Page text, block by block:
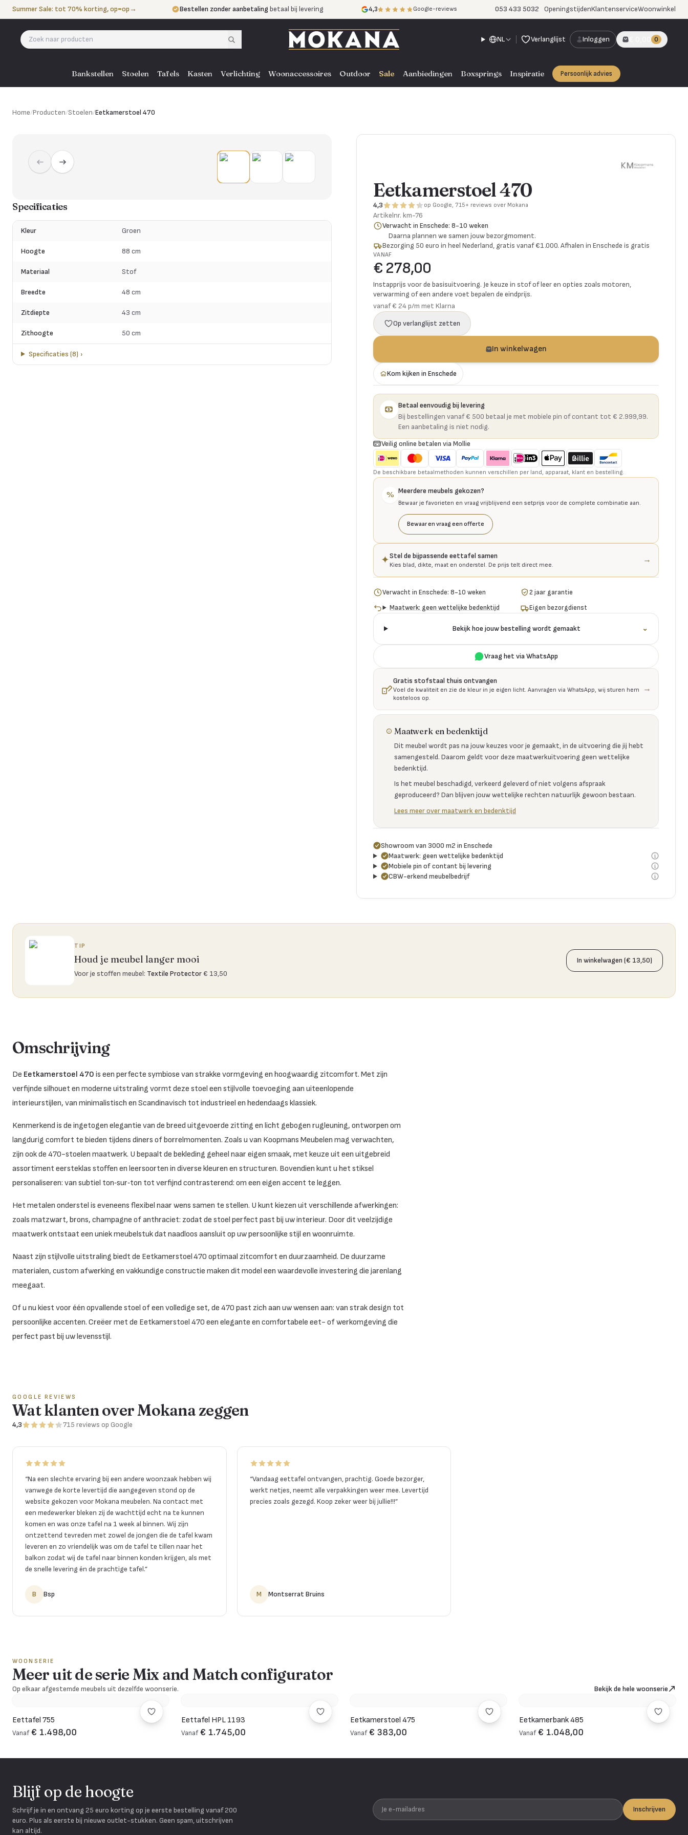
Naar de inhoud
Summer Sale: tot 70% korting, op=op→ Bestellen zonder aanbetaling betaal bij levering
Eigen bezorgdienst door heel NL, BE en DE
4,3 Google-reviews 053 433 5032 OpeningstijdenKlantenserviceWoonwinkel
NL Verlanglijst Inloggen € 0,00 0
Bankstellen Stoelen Tafels Kasten Verlichting Woonaccessoires Outdoor Sale Aanbiedingen Boxsprings Inspiratie Persoonlijk advies
Home/Producten/Stoelen/Eetkamerstoel 470
Specificaties
Kleur Groen
Hoogte 88 cm
Materiaal Stof
Breedte 48 cm
Zitdiepte 43 cm
Zithoogte 50 cm
Specificaties (8) ›
Eetkamerstoel 470
4,3 op Google, 715+ reviews over Mokana
Artikelnr. km-76
Verwacht in Enschede: 8-10 weken
Daarna plannen we samen jouw bezorgmoment.
Bezorging 50 euro in heel Nederland, gratis vanaf €1.000. Afhalen in Enschede is gratis
VANAF
€ 278,00
Instapprijs voor de basisuitvoering. Je keuze in stof of leer en opties zoals motoren,
verwarming of een andere voet bepalen de eindprijs.
vanaf € 24 p/m met Klarna
Op verlanglijst zetten
In winkelwagen
Kom kijken in Enschede
Betaal eenvoudig bij levering
Bij bestellingen vanaf € 500 betaal je met mobiele pin of contant tot € 2.999,99.
Een aanbetaling is niet nodig.
Veilig online betalen via Mollie
De beschikbare betaalmethoden kunnen verschillen per land, apparaat, klant en bestelling.
% Meerdere meubels gekozen?
Bewaar je favorieten en vraag vrijblijvend een setprijs voor de complete combinatie aan.
Bewaar en vraag een offerte
✦Stel de bijpassende eettafel samen
Kies blad, dikte, maat en onderstel. De prijs telt direct mee.
→
Verwacht in Enschede: 8-10 weken
2 jaar garantie
Maatwerk: geen wettelijke bedenktijd
Eigen bezorgdienst
Bekijk hoe jouw bestelling wordt gemaakt ⌄
Vraag het via WhatsApp
Gratis stofstaal thuis ontvangen
Voel de kwaliteit en zie de kleur in je eigen licht. Aanvragen via WhatsApp, wij sturen hem
kosteloos op.
→
Maatwerk en bedenktijd
Dit meubel wordt pas na jouw keuzes voor je gemaakt, in de uitvoering die jij hebt
samengesteld. Daarom geldt voor deze maatwerkuitvoering geen wettelijke
bedenktijd.
Is het meubel beschadigd, verkeerd geleverd of niet volgens afspraak
geproduceerd? Dan blijven jouw wettelijke rechten natuurlijk gewoon bestaan.
Lees meer over maatwerk en bedenktijd
Showroom van 3000 m2 in Enschede
Maatwerk: geen wettelijke bedenktijd
Mobiele pin of contant bij levering
CBW-erkend meubelbedrijf
TIP
Houd je meubel langer mooi
Voor je stoffen meubel: Textile Protector€ 13,50
In winkelwagen (€ 13,50)
Omschrijving
De Eetkamerstoel 470 is een perfecte symbiose van strakke vormgeving en hoogwaardig zitcomfort. Met zijn
verfijnde silhouet en moderne uitstraling vormt deze stoel een stijlvolle toevoeging aan uiteenlopende
interieurstijlen, van minimalistisch en Scandinavisch tot industrieel en hedendaags klassiek.
Kenmerkend is de ingetogen elegantie van de breed uitgevoerde zitting en licht gebogen rugleuning, ontworpen om
langdurig comfort te bieden tijdens diners of borrelmomenten. Zoals u van Koopmans Meubelen mag verwachten,
zijn ook de 470-stoelen maatwerk. U bepaalt de bekleding geheel naar eigen smaak, met keuze uit een uitgebreid
assortiment eersteklas stoffen en leersoorten in diverse kleuren en structuren. Bovendien kunt u het stiksel
personaliseren: van subtiel ton‑sur‑ton tot verfijnd contrasterend: om een eigen accent te leggen.
Het metalen onderstel is eveneens flexibel naar wens samen te stellen. U kunt kiezen uit verschillende afwerkingen:
zoals matzwart, brons, champagne of anthraciet: zodat de stoel perfect past bij uw interieur. Door dit veelzijdige
maatwerk ontstaat een uniek meubelstuk dat naadloos aansluit op uw persoonlijke stijl en woonruimte.
Naast zijn stijlvolle uitstraling biedt de Eetkamerstoel 470 optimaal zitcomfort en duurzaamheid. De duurzame
materialen, custom afwerking en vakkundige constructie maken dit model een waardevolle investering die jarenlang
meegaat.
Of u nu kiest voor één opvallende stoel of een volledige set, de 470 past zich aan uw wensen aan: van strak design tot
persoonlijke accenten. Creëer met de Eetkamerstoel 470 een elegante en comfortabele eet- of werkomgeving die
perfect past bij uw levensstijl.
GOOGLE REVIEWS
Wat klanten over Mokana zeggen
4,3 715 reviews op Google
“Na een slechte ervaring bij een andere woonzaak hebben wij
vanwege de korte levertijd die aangegeven stond op de
website gekozen voor Mokana meubelen. Na contact met
een medewerker bleken zij de wachttijd echt na te kunnen
komen en was onze tafel na 1 week al binnen. Wij zijn
ontzettend tevreden met zowel de jongen die de tafel kwam
leveren en zo vriendelijk was om de tafel te tillen naar het
balkon zodat wij de tafel naar binnen konden krijgen, als met
de snelle levering én de prachtige tafel.”
B Bsp
“Vandaag eettafel ontvangen, prachtig. Goede bezorger,
werkt netjes, neemt alle verpakkingen weer mee. Levertijd
precies zoals gezegd. Koop zeker weer bij jullie!!!”
M Montserrat Bruins
WOONSERIE
Meer uit de serie Mix and Match configurator
Op elkaar afgestemde meubels uit dezelfde woonserie. Bekijk de hele woonserie
Eettafel 755
Vanaf € 1.498,00
Eettafel HPL 1193
Vanaf € 1.745,00
Eetkamerstoel 475
Vanaf € 383,00
Eetkamerbank 485
Vanaf € 1.048,00
Blijf op de hoogte
Schrijf je in en ontvang 25 euro korting op je eerste bestelling vanaf 200
euro. Plus als eerste bij nieuwe outlet-stukken. Geen spam, uitschrijven
kan altijd.
Je e-mailadres
Inschrijven